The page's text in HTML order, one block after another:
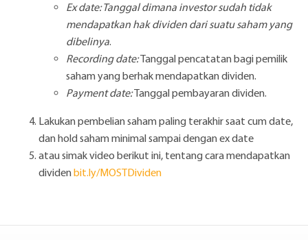
Ex date: Tanggal dimana investor sudah tidak
mendapatkan hak dividen dari suatu saham yang
dibelinya.
Recording date:Tanggal pencatatan bagi pemilik
saham yang berhak mendapatkan dividen.
Payment date:Tanggal pembayaran dividen.
Lakukan pembelian saham paling terakhir saat cum date,
dan hold saham minimal sampai dengan ex date
atau simak video berikut ini, tentang cara mendapatkan
dividen bit.ly/MOSTDividen